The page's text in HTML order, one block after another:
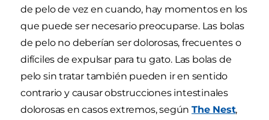
de pelo de vez en cuando, hay momentos en los
que puede ser necesario preocuparse. Las bolas
de pelo no deberían ser dolorosas, frecuentes o
difíciles de expulsar para tu gato. Las bolas de
pelo sin tratar también pueden ir en sentido
contrario y causar obstrucciones intestinales
dolorosas en casos extremos, segúnThe Nest,